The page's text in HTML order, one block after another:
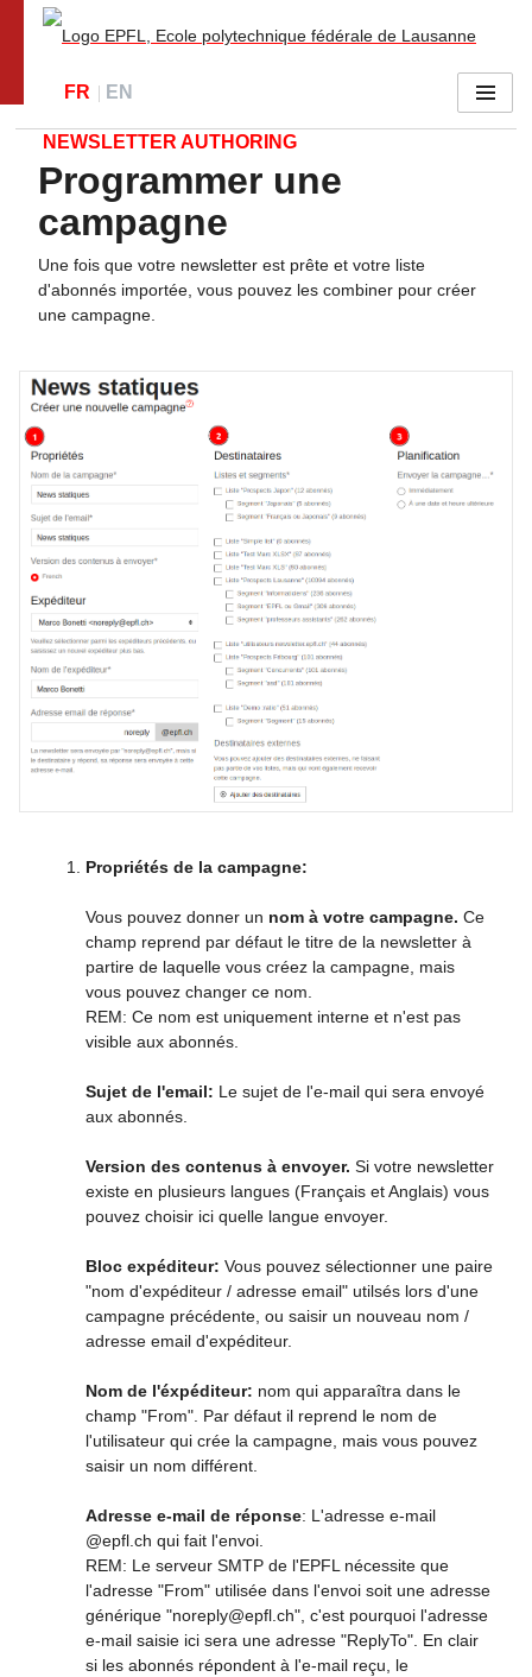
NEWSLETTER AUTHORING
FR EN Menu
Programmer une
campagne
Programmer une campagne
Une fois que votre newsletter est prête et votre liste
d'abonnés importée, vous pouvez les combiner pour créer
une campagne.
Propriétés de la campagne:
Vous pouvez donner un nom à votre campagne. Ce
champ reprend par défaut le titre de la newsletter à
partire de laquelle vous créez la campagne, mais
vous pouvez changer ce nom.
REM: Ce nom est uniquement interne et n'est pas
visible aux abonnés.
Sujet de l'email: Le sujet de l'e-mail qui sera envoyé
aux abonnés.
Version des contenus à envoyer. Si votre newsletter
existe en plusieurs langues (Français et Anglais) vous
pouvez choisir ici quelle langue envoyer.
Bloc expéditeur: Vous pouvez sélectionner une paire
"nom d'expéditeur / adresse email" utilsés lors d'une
campagne précédente, ou saisir un nouveau nom /
adresse email d'expéditeur.
Nom de l'éxpéditeur: nom qui apparaîtra dans le
champ "From". Par défaut il reprend le nom de
l'utilisateur qui crée la campagne, mais vous pouvez
saisir un nom différent.
Adresse e-mail de réponse: L'adresse e-mail
@epfl.ch qui fait l'envoi.
REM: Le serveur SMTP de l'EPFL nécessite que
l'adresse "From" utilisée dans l'envoi soit une adresse
générique "noreply@epfl.ch", c'est pourquoi l'adresse
e-mail saisie ici sera une adresse "ReplyTo". En clair
si les abonnés répondent à l'e-mail reçu, le